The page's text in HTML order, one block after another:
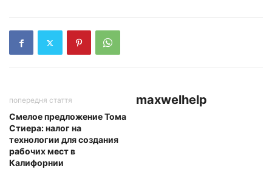
попередня стаття
Смелое предложение Тома
Стиера: налог на
технологии для создания
рабочих мест в
Калифорнии
maxwelhelp